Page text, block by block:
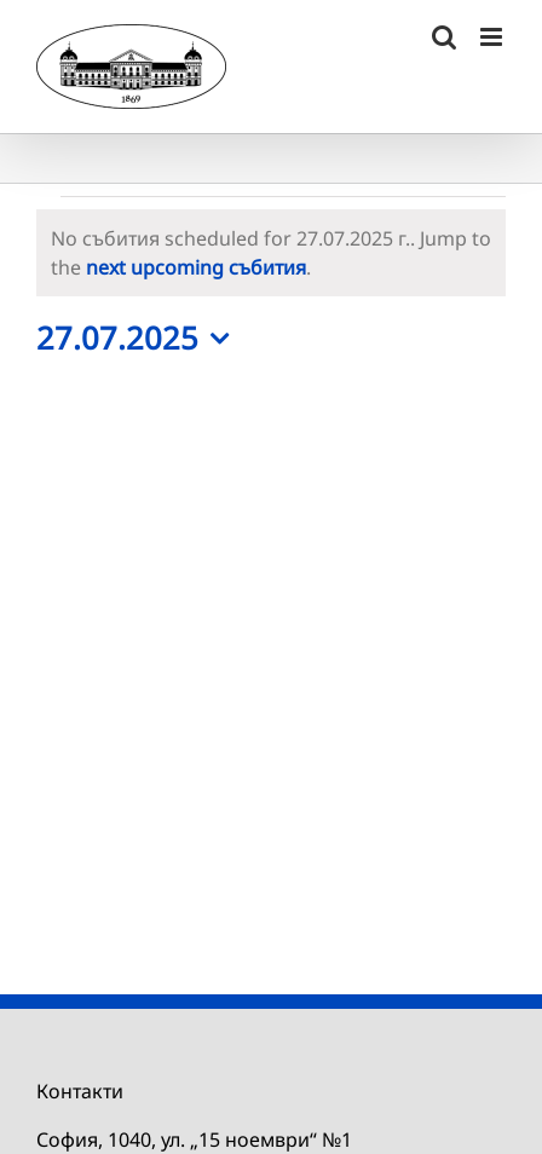
content
Събития
for
27.07.2025
г.
Notice
No събития scheduled for 27.07.2025 г.. Jump to
the next upcoming събития.
27.07.2025
Контакти
София, 1040, ул. „15 ноември“ №1